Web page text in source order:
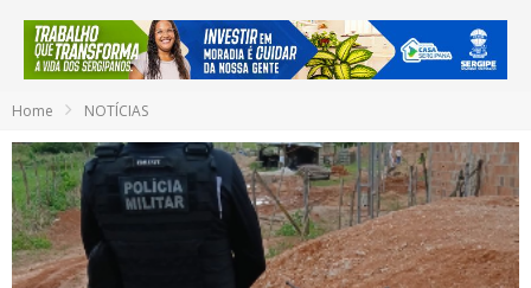
Home NOTÍCIAS